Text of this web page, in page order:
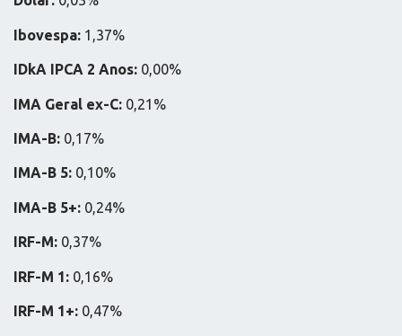
Ibovespa: 1,37%
IDkA IPCA 2 Anos: 0,00%
IMA Geral ex-C: 0,21%
IMA-B: 0,17%
IMA-B 5: 0,10%
IMA-B 5+: 0,24%
IRF-M: 0,37%
IRF-M 1: 0,16%
IRF-M 1+: 0,47%